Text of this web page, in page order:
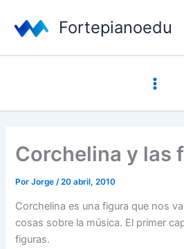
contenido
Fortepianoedu
Corchelina y las
PorJorge/20 abril, 2010
Corchelina es una figura que nos
cosas sobre la música. El primer
figuras.